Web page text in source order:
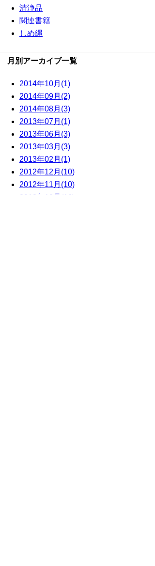
清浄品
関連書籍
しめ縄
月別アーカイブ一覧
2014年10月(1)
2014年09月(2)
2014年08月(3)
2013年07月(1)
2013年06月(3)
2013年03月(3)
2013年02月(1)
2012年12月(10)
2012年11月(10)
2012年10月(16)